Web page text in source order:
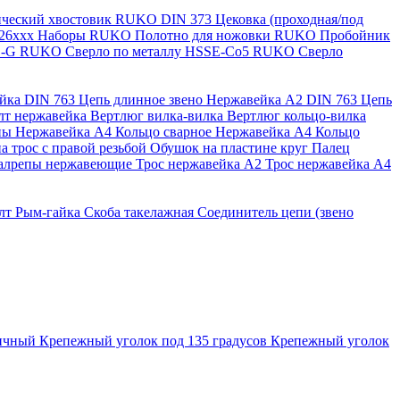
хвостовик RUKO DIN 373 Цековка (проходная/под
Наборы RUKO Полотно для ножовки RUKO Пробойник
G RUKO Сверло по металлу HSSE-Co5 RUKO Сверло
DIN 763 Цепь длинное звено Нержавейка A2 DIN 763 Цепь
нержавейка Вертлюг вилка-вилка Вертлюг кольцо-вилка
Нержавейка А4 Кольцо сварное Нержавейка A4 Кольцо
трос с правой резьбой Обушок на пластине круг Палец
нержавеющие Трос нержавейка А2 Трос нержавейка А4
Рым-гайка Скоба такелажная Соединитель цепи (звено
Крепежный уголок под 135 градусов Крепежный уголок